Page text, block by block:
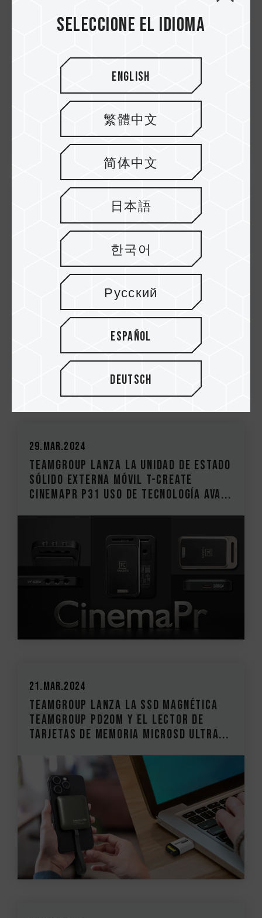
nueva tendencia hacia mayores cap...
TEAMGROUP lanza el lector de
tarjetas 3 en 1, T-CREATE EXPERT R31
Compatible con todos los medios d...
29.Mar.2024
TEAMGROUP lanza la unidad de estado
sólido externa móvil T-CREATE
CinemaPr P31 Uso de tecnología ava...
21.Mar.2024
TEAMGROUP lanza la SSD magnética
TEAMGROUP PD20M y el lector de
tarjetas de memoria MicroSD ULTRA...
Seleccione el idioma
English
繁體中文
简体中文
日本語
한국어
Русский
Español
Deutsch